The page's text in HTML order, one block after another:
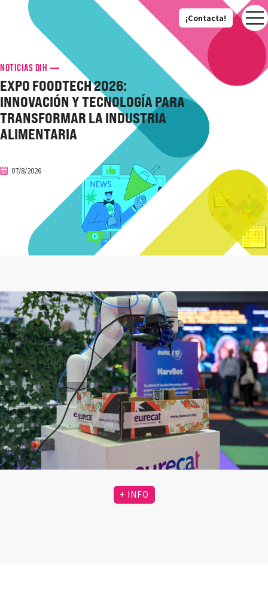
¡Contacta!
¡Contacta!
NOTICIAS DIH
EXPO FOODTECH 2026:
INNOVACIÓN Y TECNOLOGÍA PARA
TRANSFORMAR LA INDUSTRIA
ALIMENTARIA
07/8/2026
+ INFO